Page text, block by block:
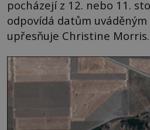
pocházejí z 12. nebo 11.
odpovídá datům
upřesňuje Christine Morris.